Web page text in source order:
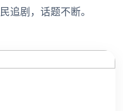
追剧，话题不断。